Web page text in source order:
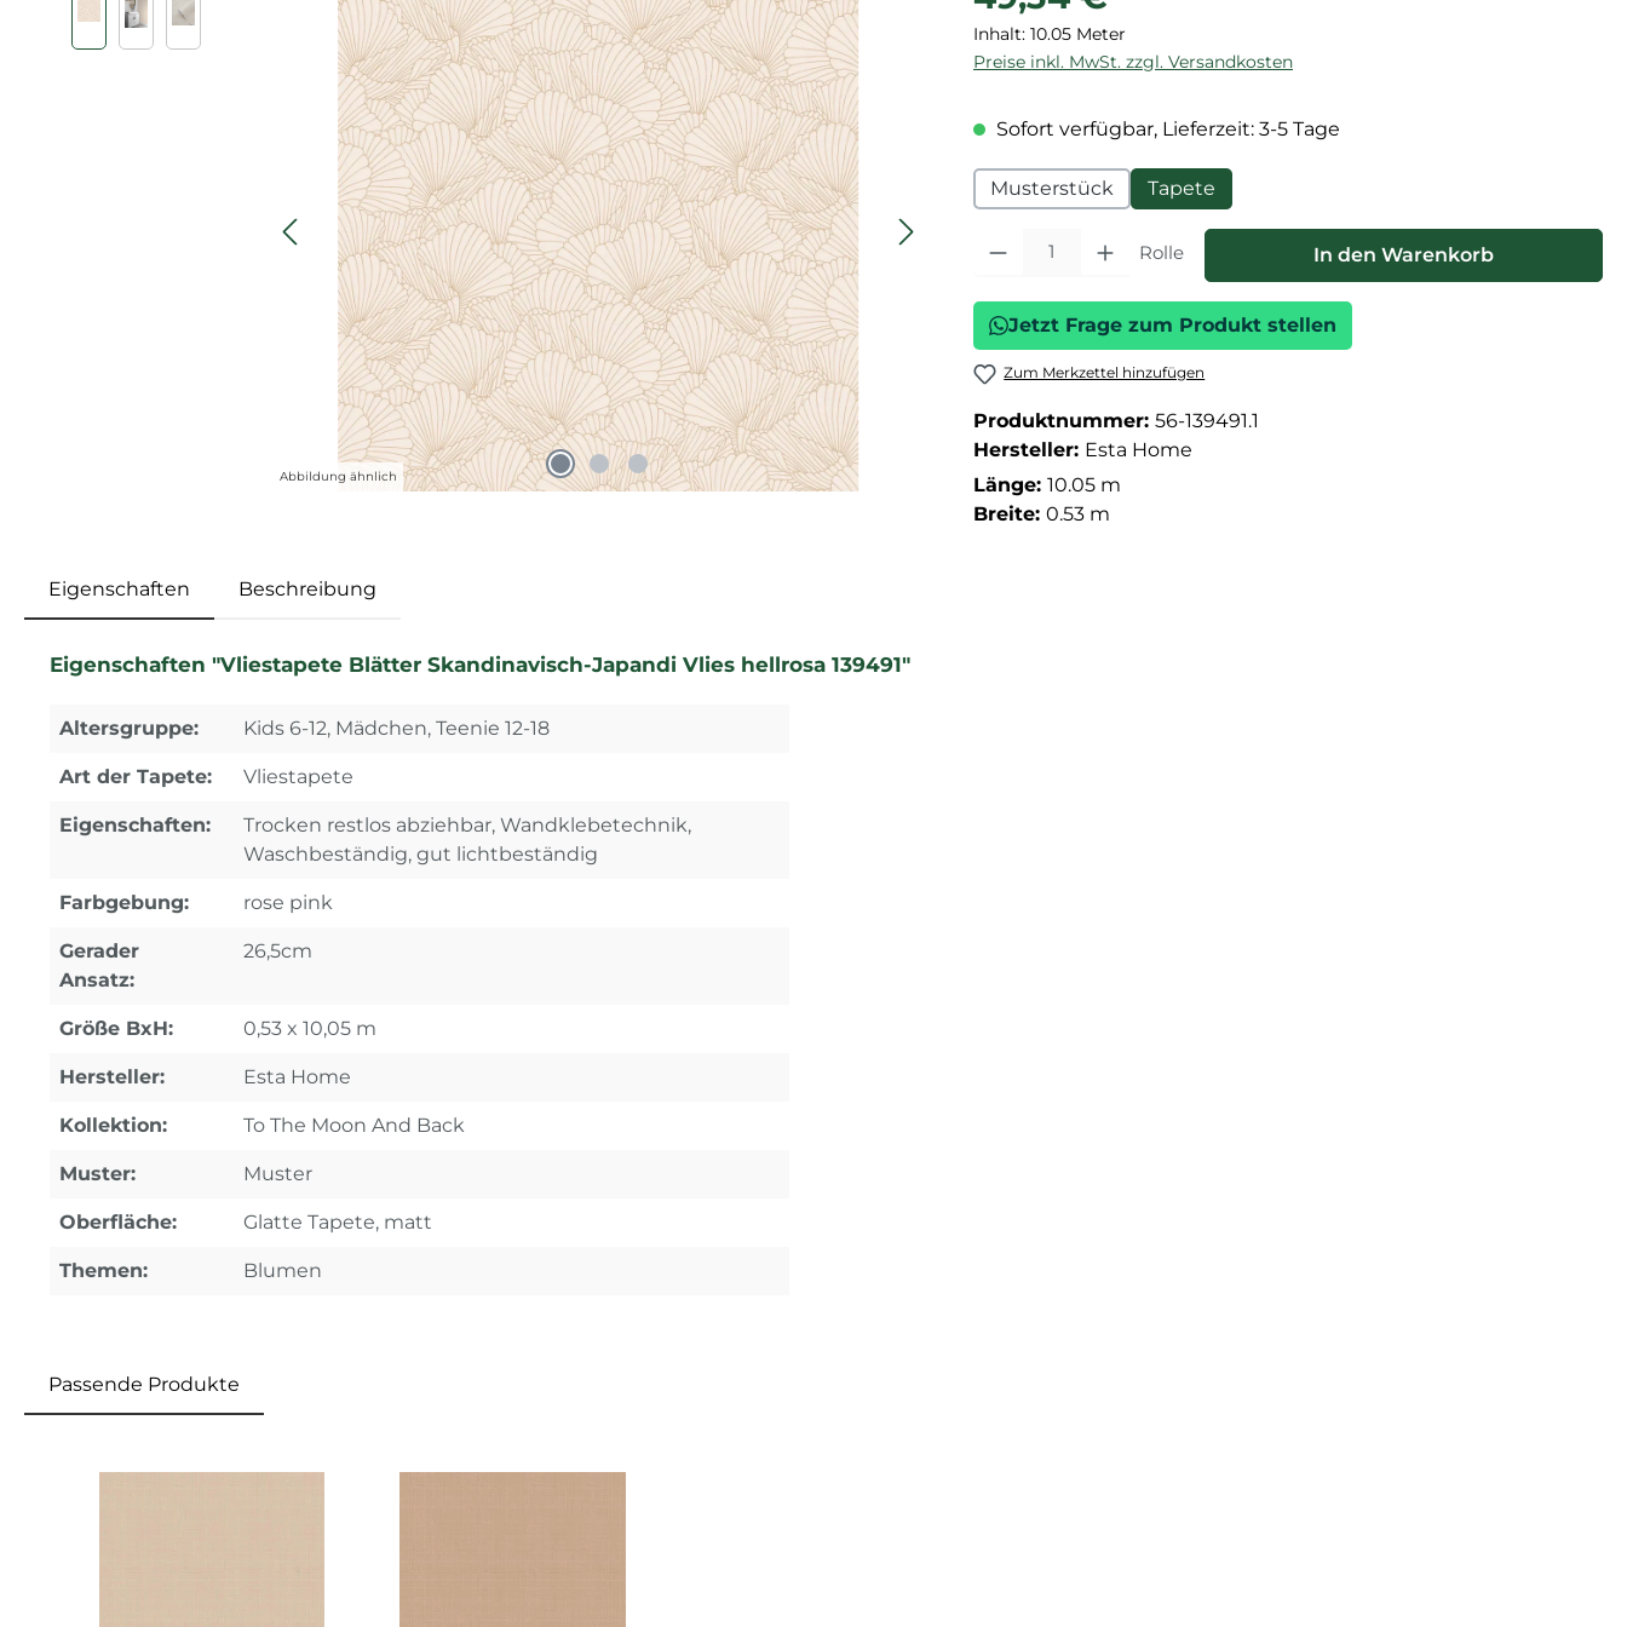
Abbildung ähnlich
Inhalt: 10.05 Meter
Preise inkl. MwSt. zzgl. Versandkosten
Sofort verfügbar, Lieferzeit: 3-5 Tage
Musterstück Tapete
Produkt Anzahl: Gib den gewünschten Wert ein oder benutze die
Rolle In den Warenkorb
Jetzt Frage zum Produkt stellen
Zum Merkzettel hinzufügen
Produktnummer: 56-139491.1
Hersteller: Esta Home
Länge: 10.05 m
Breite: 0.53 m
Eigenschaften Beschreibung
Eigenschaften "Vliestapete Blätter Skandinavisch-Japandi Vlies hellrosa 139491"
Altersgruppe: Kids 6-12, Mädchen, Teenie 12-18
Art der Tapete: Vliestapete
Eigenschaften:
Trocken restlos abziehbar, Wandklebetechnik,
Waschbeständig, gut lichtbeständig
Farbgebung: rose pink
Gerader
Ansatz:
26,5cm
Größe BxH: 0,53 x 10,05 m
Hersteller: Esta Home
Kollektion: To The Moon And Back
Muster: Muster
Oberfläche: Glatte Tapete, matt
Themen: Blumen
Passende Produkte